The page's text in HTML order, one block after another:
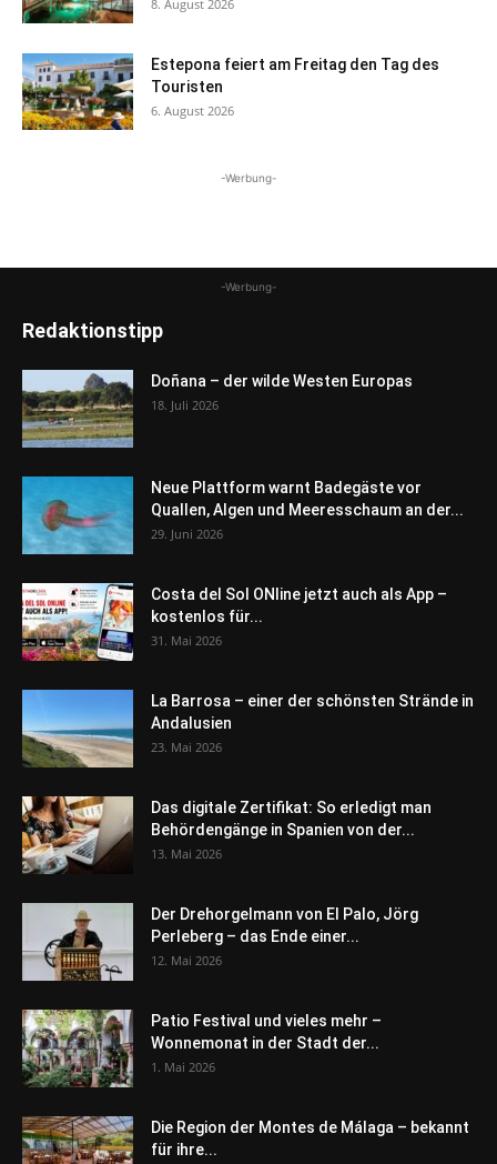
8. August 2026
Estepona feiert am Freitag den Tag des
Touristen
6. August 2026
-Werbung-
-Werbung-
Redaktionstipp
Doñana – der wilde Westen Europas
18. Juli 2026
Neue Plattform warnt Badegäste vor
Quallen, Algen und Meeresschaum an der...
29. Juni 2026
Costa del Sol ONline jetzt auch als App –
kostenlos für...
31. Mai 2026
La Barrosa – einer der schönsten Strände in
Andalusien
23. Mai 2026
Das digitale Zertifikat: So erledigt man
Behördengänge in Spanien von der...
13. Mai 2026
Der Drehorgelmann von El Palo, Jörg
Perleberg – das Ende einer...
12. Mai 2026
Patio Festival und vieles mehr –
Wonnemonat in der Stadt der...
1. Mai 2026
Die Region der Montes de Málaga – bekannt
für ihre...